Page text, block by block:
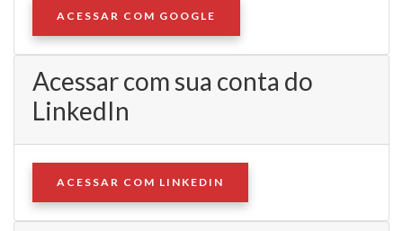
ACESSAR COM GOOGLE
Acessar com sua conta do
LinkedIn
ACESSAR COM LINKEDIN